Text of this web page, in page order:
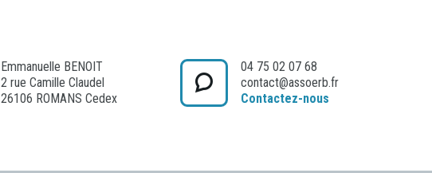
Emmanuelle BENOIT
2 rue Camille Claudel
26106 ROMANS Cedex
04 75 02 07 68
contact@assoerb.fr
Contactez-nous